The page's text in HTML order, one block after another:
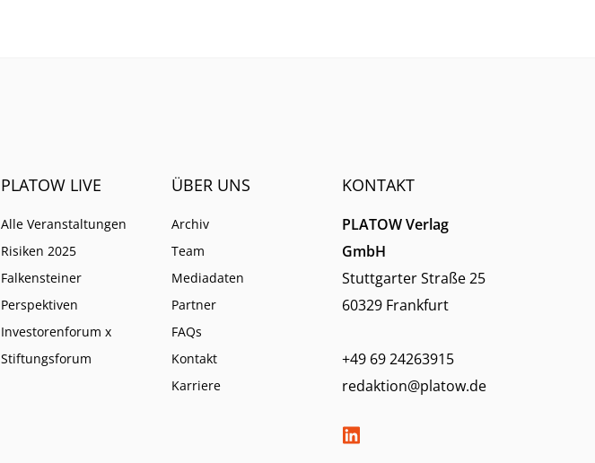
PLATOW LIVE
Alle Veranstaltungen
Risiken 2025
Falkensteiner
Perspektiven
Investorenforum x
Stiftungsforum
ÜBER UNS
Archiv
Team
Mediadaten
Partner
FAQs
Kontakt
Karriere
KONTAKT
PLATOW Verlag
GmbH
Stuttgarter Straße 25
60329 Frankfurt
+49 69 24263915
redaktion@platow.de